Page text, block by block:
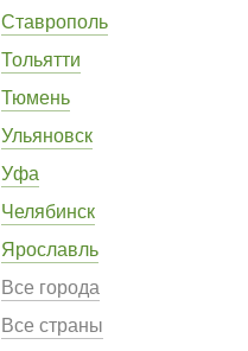
Ставрополь
Тольятти
Тюмень
Ульяновск
Уфа
Челябинск
Ярославль
Все города
Все страны